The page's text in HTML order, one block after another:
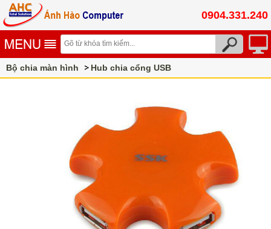
0904.331.240
Bộ chia màn hình Hub chia cổng USB